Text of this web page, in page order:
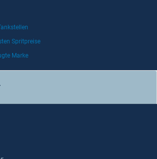
Spritpreise
Marke